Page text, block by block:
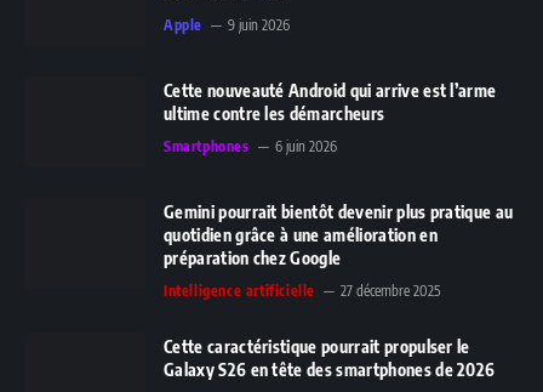
Apple 9 juin 2026
Cette nouveauté Android qui arrive est l’arme
ultime contre les démarcheurs
Smartphones 6 juin 2026
Gemini pourrait bientôt devenir plus pratique au
quotidien grâce à une amélioration en
préparation chez Google
Intelligence artificielle 27 décembre 2025
Cette caractéristique pourrait propulser le
Galaxy S26 en tête des smartphones de 2026